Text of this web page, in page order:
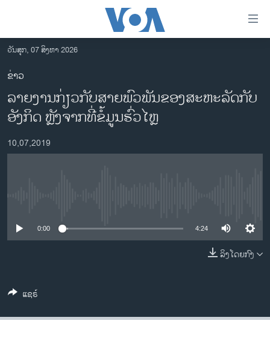
ເຂົ້າ
ຫາ
ຂ້າມ
ຂ້າມ
ຂ້າມ
ໄປ
ຫາ
ຊອກ
ອາເມຣິກາ
ການເລືອກຕັ້ງ ປະທານາທີບໍດີ ສະຫະລັດ 2024
ຂ່າວ​ຈີນ
ຊີວິດຊາວລາວ
ທຸລະກິດ
ພາສາອັງກິດ
ວັນສຸກ, 07 ສິງຫາ 2026
ຂ່າວ
ລາຍ​ງານ​ກ່ຽວ​ກັບ​ສາຍ​ພົວ​ພັນ​ຂອງ​ສະ​ຫະ​ລັດ​ກັບ​
ອັງ​ກິດ ຫຼັງ​ຈາກ​ທີ່​ຂໍ້​ມູນ​ຮົ່ວ​ໄຫຼ
10,07,2019
0:00 4:24
ລິງໂດຍກົງ
ແຊຣ໌